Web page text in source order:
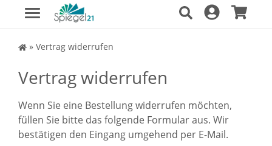
Spiegel Shop
» Vertrag widerrufen
Vertrag widerrufen
Wenn Sie eine Bestellung widerrufen möchten,
füllen Sie bitte das folgende Formular aus. Wir
bestätigen den Eingang umgehend per E-Mail.